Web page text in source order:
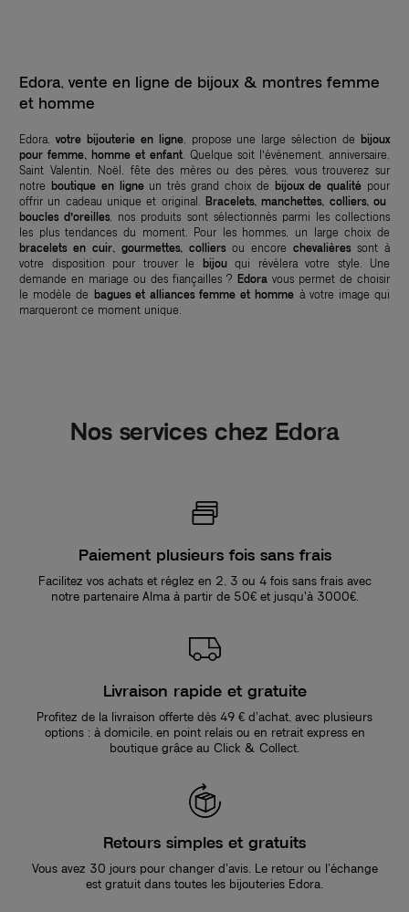
Edora, vente en ligne de bijoux & montres femme
et homme
Edora, votre bijouterie en ligne, propose une large sélection debijoux
pour femme, homme et enfant . Quelque soit l’événement, anniversaire,
Saint Valentin, Noël, fête des mères ou des pères, vous trouverez sur
notre boutique en ligneun très grand choix de bijoux de qualité pour
offrir un cadeau unique et original. Bracelets, manchettes, colliers, ou
boucles d’oreilles, nos produits sont sélectionnés parmi les collections
les plus tendances du moment. Pour les hommes, un large choix de
bracelets en cuir, gourmettes, colliersou encore chevalièressont à
votre disposition pour trouver le bijouqui révèlera votre style. Une
demande en mariage ou des fiançailles ?Edora vous permet de choisir
le modèle de bagues et alliances femme et homme à votre image qui
marqueront ce moment unique.
Nos services chez Edora
Paiement plusieurs fois sans frais
Facilitez vos achats et réglez en 2, 3 ou 4 fois sans frais avec
notre partenaire Alma à partir de 50€ et jusqu'à 3000€.
Livraison rapide et gratuite
Profitez de la livraison offerte dès 49 € d’achat, avec plusieurs
options : à domicile, en point relais ou en retrait express en
boutique grâce au Click & Collect.
Retours simples et gratuits
Vous avez 30 jours pour changer d’avis. Le retour ou l’échange
est gratuit dans toutes les bijouteries Edora.